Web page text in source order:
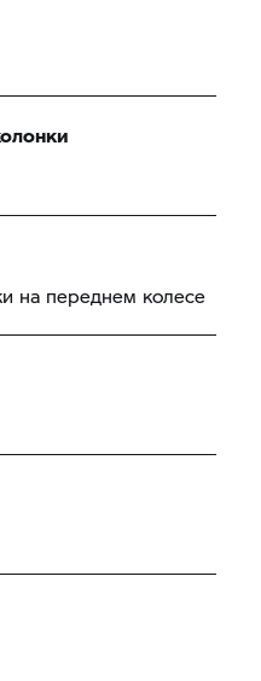
на переднем колесе